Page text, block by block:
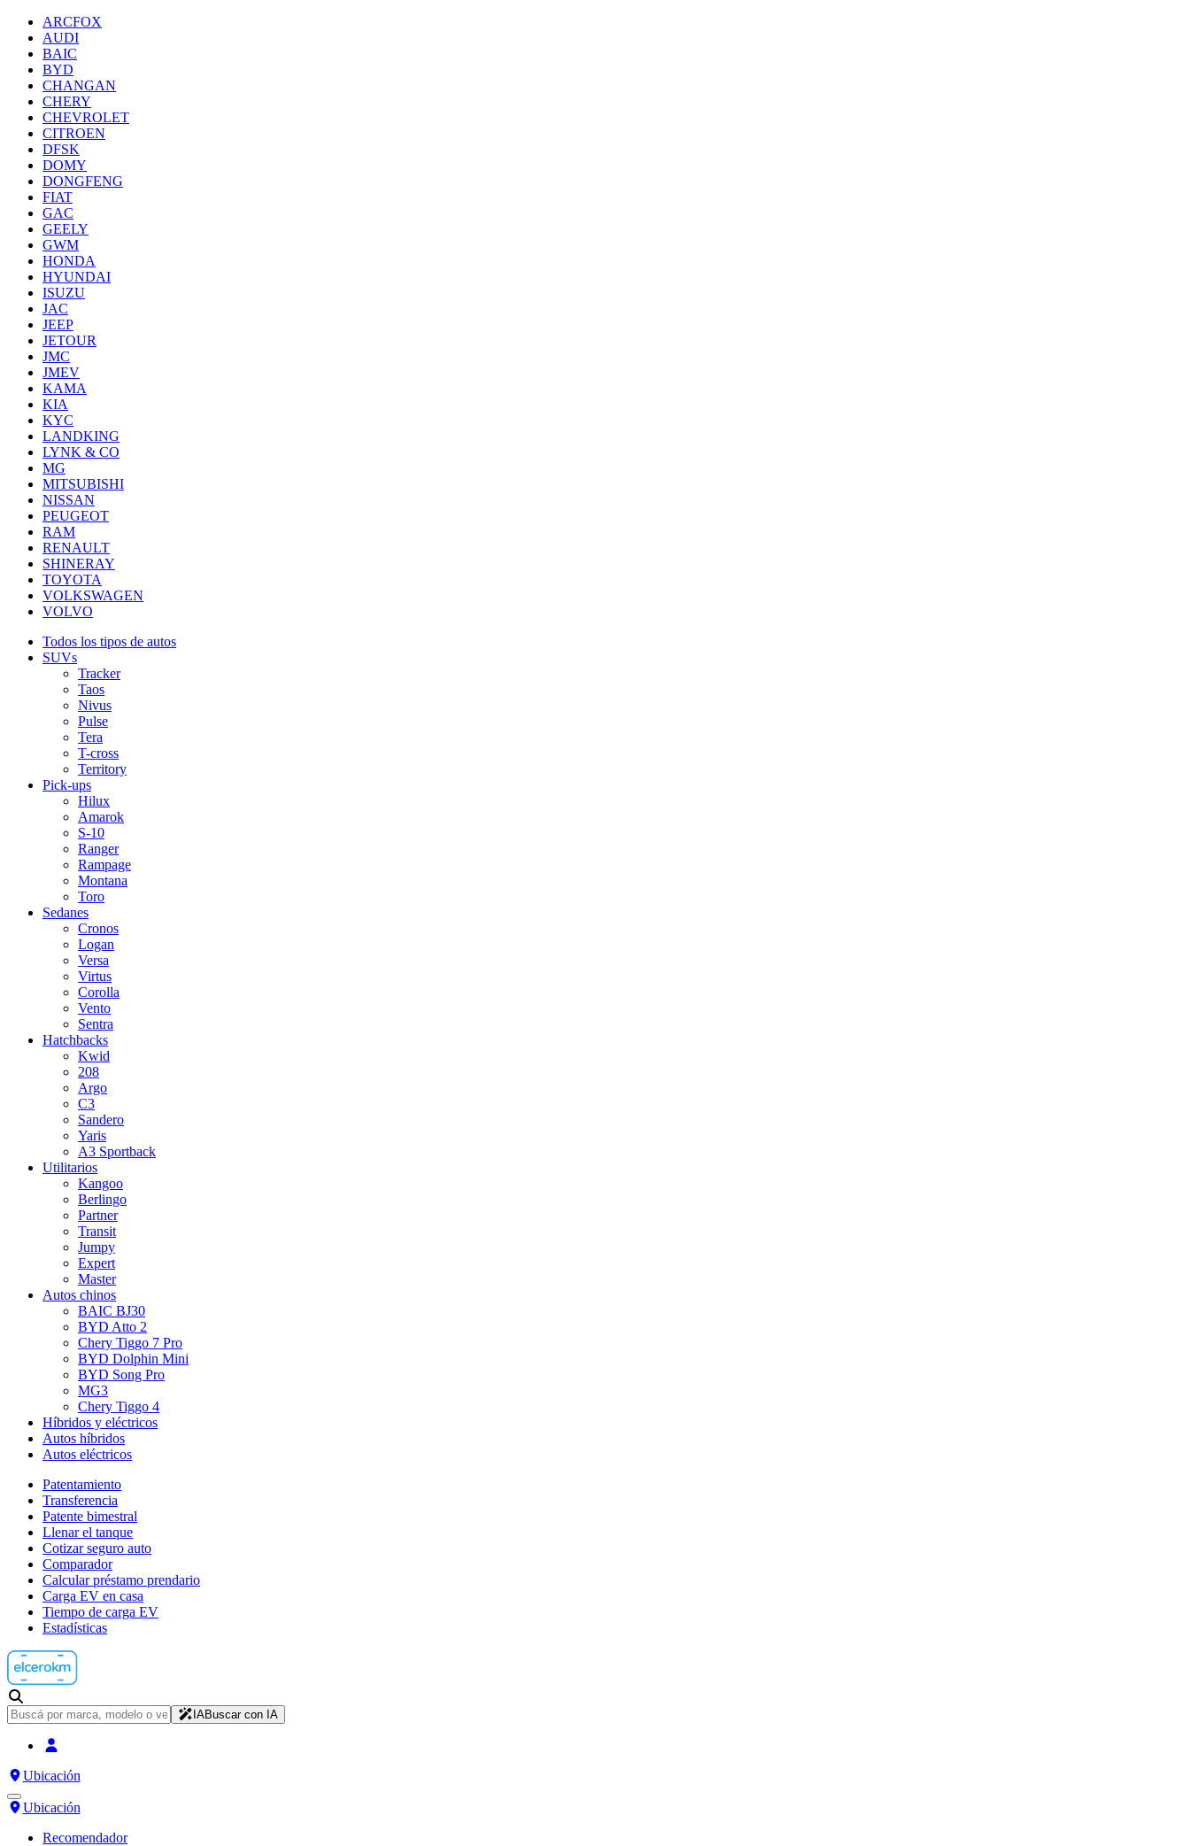
ARCFOX
AUDI
BAIC
BYD
CHANGAN
CHERY
CHEVROLET
CITROEN
DFSK
DOMY
DONGFENG
FIAT
GAC
GEELY
GWM
HONDA
HYUNDAI
ISUZU
JAC
JEEP
JETOUR
JMC
JMEV
KAMA
KIA
KYC
LANDKING
LYNK & CO
MG
MITSUBISHI
NISSAN
PEUGEOT
RAM
RENAULT
SHINERAY
TOYOTA
VOLKSWAGEN
VOLVO
Todos los tipos de autos
SUVs
Tracker
Taos
Nivus
Pulse
Tera
T-cross
Territory
Pick-ups
Hilux
Amarok
S-10
Ranger
Rampage
Montana
Toro
Sedanes
Cronos
Logan
Versa
Virtus
Corolla
Vento
Sentra
Hatchbacks
Kwid
208
Argo
C3
Sandero
Yaris
A3 Sportback
Utilitarios
Kangoo
Berlingo
Partner
Transit
Jumpy
Expert
Master
Autos chinos
BAIC BJ30
BYD Atto 2
Chery Tiggo 7 Pro
BYD Dolphin Mini
BYD Song Pro
MG3
Chery Tiggo 4
Híbridos y eléctricos
Autos híbridos
Autos eléctricos
Patentamiento
Transferencia
Patente bimestral
Llenar el tanque
Cotizar seguro auto
Comparador
Calcular préstamo prendario
Carga EV en casa
Tiempo de carga EV
Estadísticas
IABuscar con IA
Ubicación
Ubicación
Recomendador